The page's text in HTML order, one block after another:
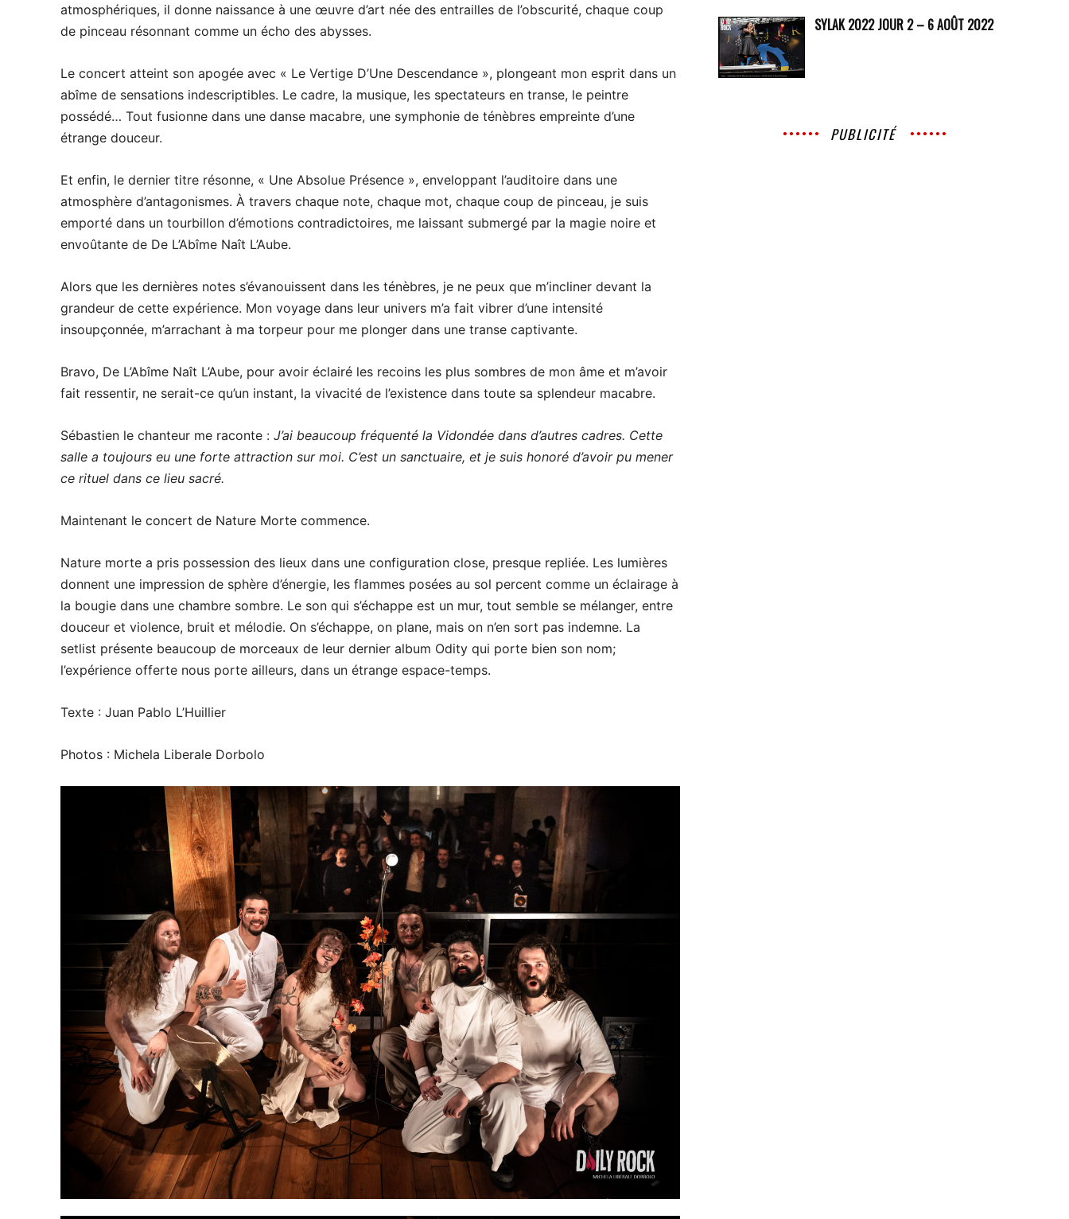
atmosphériques, il donne naissance à une œuvre d’art née des entrailles de l’obscurité, chaque coup
de pinceau résonnant comme un écho des abysses.
Le concert atteint son apogée avec « Le Vertige D’Une Descendance », plongeant mon esprit dans un
abîme de sensations indescriptibles. Le cadre, la musique, les spectateurs en transe, le peintre
possédé… Tout fusionne dans une danse macabre, une symphonie de ténèbres empreinte d’une
étrange douceur.
Et enfin, le dernier titre résonne, « Une Absolue Présence », enveloppant l’auditoire dans une
atmosphère d’antagonismes. À travers chaque note, chaque mot, chaque coup de pinceau, je suis
emporté dans un tourbillon d’émotions contradictoires, me laissant submergé par la magie noire et
envoûtante de De L’Abîme Naît L’Aube.
Alors que les dernières notes s’évanouissent dans les ténèbres, je ne peux que m’incliner devant la
grandeur de cette expérience. Mon voyage dans leur univers m’a fait vibrer d’une intensité
insoupçonnée, m’arrachant à ma torpeur pour me plonger dans une transe captivante.
Bravo, De L’Abîme Naît L’Aube, pour avoir éclairé les recoins les plus sombres de mon âme et m’avoir
fait ressentir, ne serait-ce qu’un instant, la vivacité de l’existence dans toute sa splendeur macabre.
Sébastien le chanteur me raconte : J’ai beaucoup fréquenté la Vidondée dans d’autres cadres. Cette
salle a toujours eu une forte attraction sur moi. C’est un sanctuaire, et je suis honoré d’avoir pu mener
ce rituel dans ce lieu sacré.
Maintenant le concert de Nature Morte commence.
Nature morte a pris possession des lieux dans une configuration close, presque repliée. Les lumières
donnent une impression de sphère d’énergie, les flammes posées au sol percent comme un éclairage à
la bougie dans une chambre sombre. Le son qui s’échappe est un mur, tout semble se mélanger, entre
douceur et violence, bruit et mélodie. On s’échappe, on plane, mais on n’en sort pas indemne. La
setlist présente beaucoup de morceaux de leur dernier album Odity qui porte bien son nom;
l’expérience offerte nous porte ailleurs, dans un étrange espace-temps.
Texte : Juan Pablo L’Huillier
Photos : Michela Liberale Dorbolo
SYLAK 2022 JOUR 2 – 6 AOÛT 2022
PUBLICITÉ